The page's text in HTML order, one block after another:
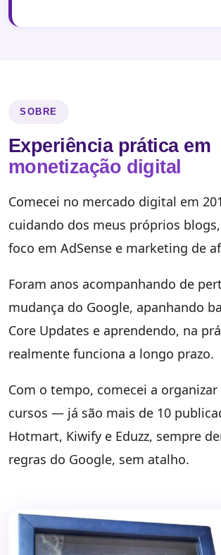
SOBRE
Experiência prática em
monetização digital
Comecei no mercado digital em
cuidando dos meus próprios
foco em AdSense e marketing de
Foram anos acompanhando de
mudança do Google, apanhando
Core Updates e aprendendo, na
realmente funciona a longo prazo.
Com o tempo, comecei a
cursos — já são mais de 10
Hotmart, Kiwify e Eduzz, sempre
regras do Google, sem atalho.